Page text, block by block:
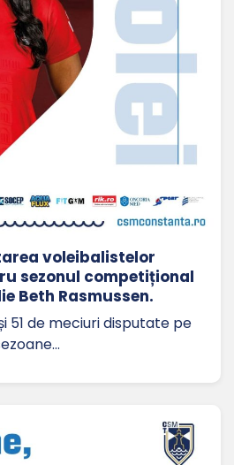
voleibalistelor
sezonul competițional
Beth Rasmussen.
51 de meciuri disputate pe